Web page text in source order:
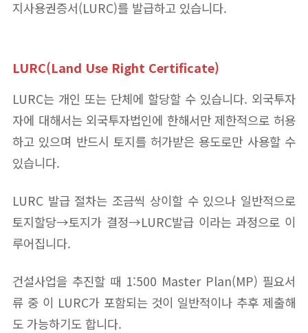
지사용권증서(LURC)를 발급하고 있습니다.
LURC(Land Use Right Certificate)
LURC는 개인 또는 단체에 할당할 수 있습니다. 외국투자
자에 대해서는 외국투자법인에 한해서만 제한적으로 허용
하고 있으며 반드시 토지를 허가받은 용도로만 사용할 수
있습니다.
LURC 발급 절차는 조금씩 상이할 수 있으나 일반적으로
토지할당→토지가 결정→LURC발급 이라는 과정으로 이
루어집니다.
건설사업을 추진할 때 1:500 Master Plan(MP) 필요서
류 중 이 LURC가 포함되는 것이 일반적이나 추후 제출해
도 가능하기도 합니다.